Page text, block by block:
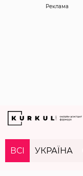
Реклама
ВСІ УКРАЇНА